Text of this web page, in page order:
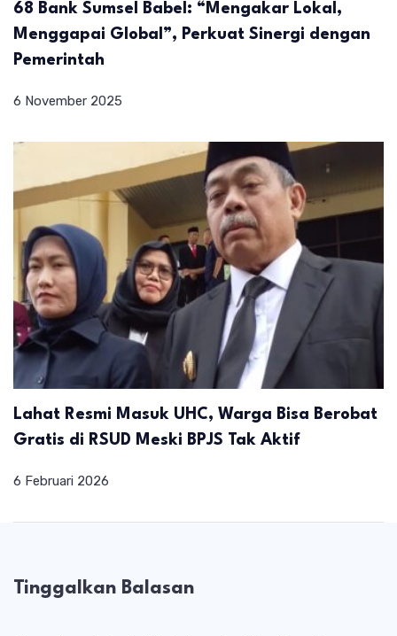
68 Bank Sumsel Babel: “Mengakar Lokal,
Menggapai Global”, Perkuat Sinergi dengan
Pemerintah
6 November 2025
Lahat Resmi Masuk UHC, Warga Bisa Berobat
Gratis di RSUD Meski BPJS Tak Aktif
6 Februari 2026
Tinggalkan Balasan